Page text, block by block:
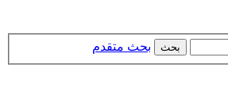
بحث بحث متقدم